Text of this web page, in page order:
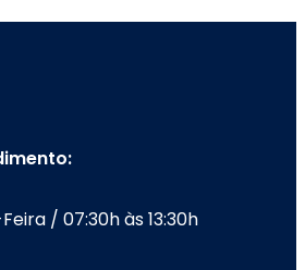
/ 07:30h às 13:30h